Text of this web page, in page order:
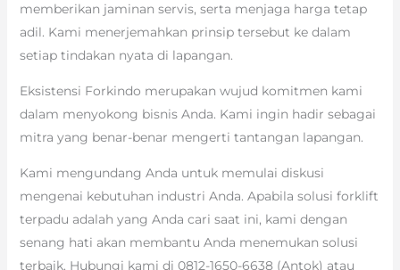
memberikan jaminan servis, serta menjaga harga tetap
adil. Kami menerjemahkan prinsip tersebut ke dalam
setiap tindakan nyata di lapangan.
Eksistensi Forkindo merupakan wujud komitmen kami
dalam menyokong bisnis Anda. Kami ingin hadir sebagai
mitra yang benar-benar mengerti tantangan lapangan.
Kami mengundang Anda untuk memulai diskusi
mengenai kebutuhan industri Anda. Apabila solusi forklift
terpadu adalah yang Anda cari saat ini, kami dengan
senang hati akan membantu Anda menemukan solusi
terbaik. Hubungi kami di 0812-1650-6638 (Antok) atau